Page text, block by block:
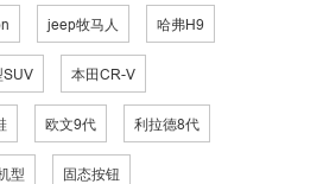
jeep牧马人 哈弗H9
SUV 本田CR-V
欧文9代 利拉德8代
型 固态按钮